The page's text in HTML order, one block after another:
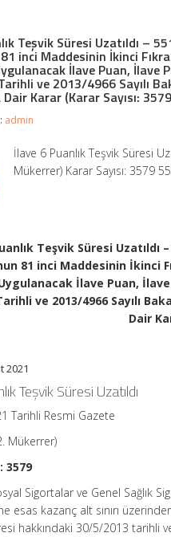
Teşvik Süresi Uzatıldı –
inci Maddesinin İkinci
İlave Puan, İlave
ve 2013/4966 Sayılı
Dair Karar (Karar Sayısı:
admin
İlave 6 Puanlık Teşvik Süresi
Mükerrer) Karar Sayısı: 3579
Teşvik Süresi Uzatıldı
81 inci Maddesinin İkinci
İlave Puan,
ve 2013/4966 Sayılı
Dair
2021
Teşvik Süresi Uzatıldı
Tarihli Resmi Gazete
Mükerrer)
3579
Sigortalar ve Genel Sağlık
esas kazanç alt sınırı
hakkındaki 30/5/2013 tarihli